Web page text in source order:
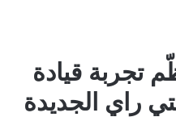
تجربة قيادة
راي الجديدة